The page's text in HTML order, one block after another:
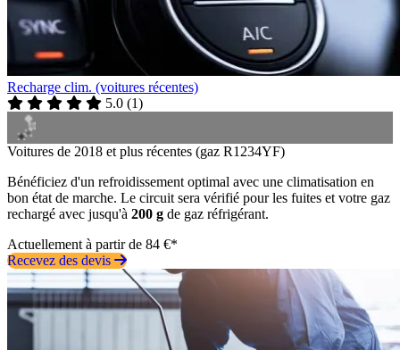
Recharge clim. (voitures récentes)
5.0 (1)
Voitures de 2018 et plus récentes (gaz R1234YF)
Bénéficiez d'un refroidissement optimal avec une climatisation en
bon état de marche. Le circuit sera vérifié pour les fuites et votre gaz
rechargé avec jusqu'à 200 g de gaz réfrigérant.
Actuellement à partir de 84 €*
Recevez des devis